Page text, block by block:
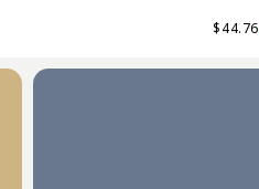
$44.76